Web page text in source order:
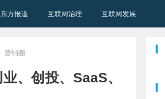
东方报道 互联网治理 互联网发展
营销圈
、创投、SaaS、